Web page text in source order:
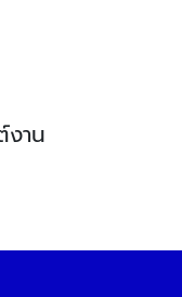
งาน